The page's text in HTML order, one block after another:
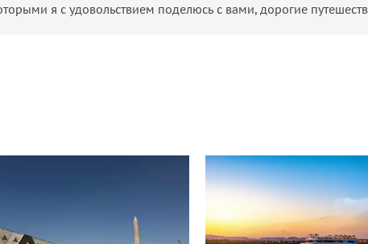
я с удовольствием поделюсь с вами, дорогие